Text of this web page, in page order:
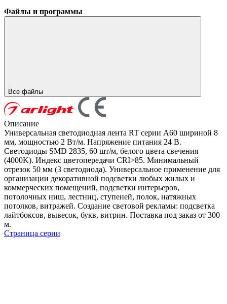
Файлы и программы
Все файлы
Описание
Универсальная светодиодная лента RT серии A60 шириной 8
мм, мощностью 2 Вт/м. Напряжение питания 24 В.
Светодиоды SMD 2835, 60 шт/м, белого цвета свечения
(4000K). Индекс цветопередачи CRI>85. Минимальный
отрезок 50 мм (3 светодиода). Универсальное применение для
организации декоративной подсветки любых жилых и
коммерческих помещений, подсветки интерьеров,
потолочных ниш, лестниц, ступеней, полок, натяжных
потолков, витражей. Создание световой рекламы: подсветка
лайтбоксов, вывесок, букв, витрин. Поставка под заказ от 300
м.
Страница серии